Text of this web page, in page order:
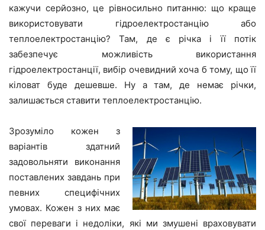
кажучи серйозно, це рівносильно питанню: що краще
використовувати гідроелектростанцію або
теплоелектростанцію? Там, де є річка і її потік
забезпечує можливість використання
гідроелектростанції, вибір очевидний хоча б тому, що її
кіловат буде дешевше. Ну а там, де немає річки,
залишається ставити теплоелектростанцію.
Зрозуміло кожен з
варіантів здатний
задовольняти виконання
поставлених завдань при
певних специфічних
умовах. Кожен з них має
свої переваги і недоліки, які ми змушені враховувати